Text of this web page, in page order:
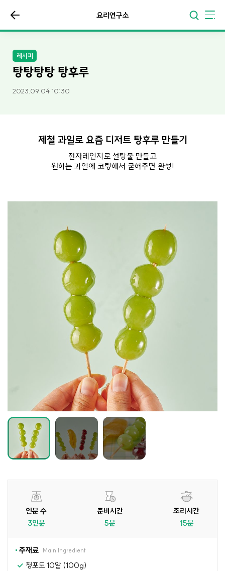
요리연구소
레시피
탕탕탕탕 탕후루
2023.09.04 10:30
제철 과일로 요즘 디저트 탕후루 만들기
전자레인지로 설탕물 만들고
원하는 과일에 코팅해서 굳혀주면 완성!
인분 수
3인분
준비시간
5분
조리시간
15분
주재료 Main Ingredient
청포도 10알 (100g)